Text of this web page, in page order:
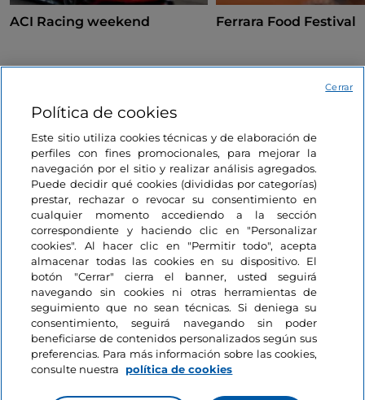
ACI Racing weekend Ferrara Food Festival
Emilia-Romagna, Ferrara
Información del sitio
Enlaces útiles
Acceso
Estamos en contacto
Política de cookies
Este sitio utiliza cookies técnicas y de elaboración de
perfiles con fines promocionales, para mejorar la
navegación por el sitio y realizar análisis agregados.
Puede decidir qué cookies (divididas por categorías)
prestar, rechazar o revocar su consentimiento en
cualquier momento accediendo a la sección
correspondiente y haciendo clic en "Personalizar
cookies". Al hacer clic en "Permitir todo", acepta
almacenar todas las cookies en su dispositivo. El
botón "Cerrar" cierra el banner, usted seguirá
navegando sin cookies ni otras herramientas de
seguimiento que no sean técnicas. Si deniega su
consentimiento, seguirá navegando sin poder
beneficiarse de contenidos personalizados según sus
preferencias. Para más información sobre las cookies,
consulte nuestra
política de cookies
Cerrar